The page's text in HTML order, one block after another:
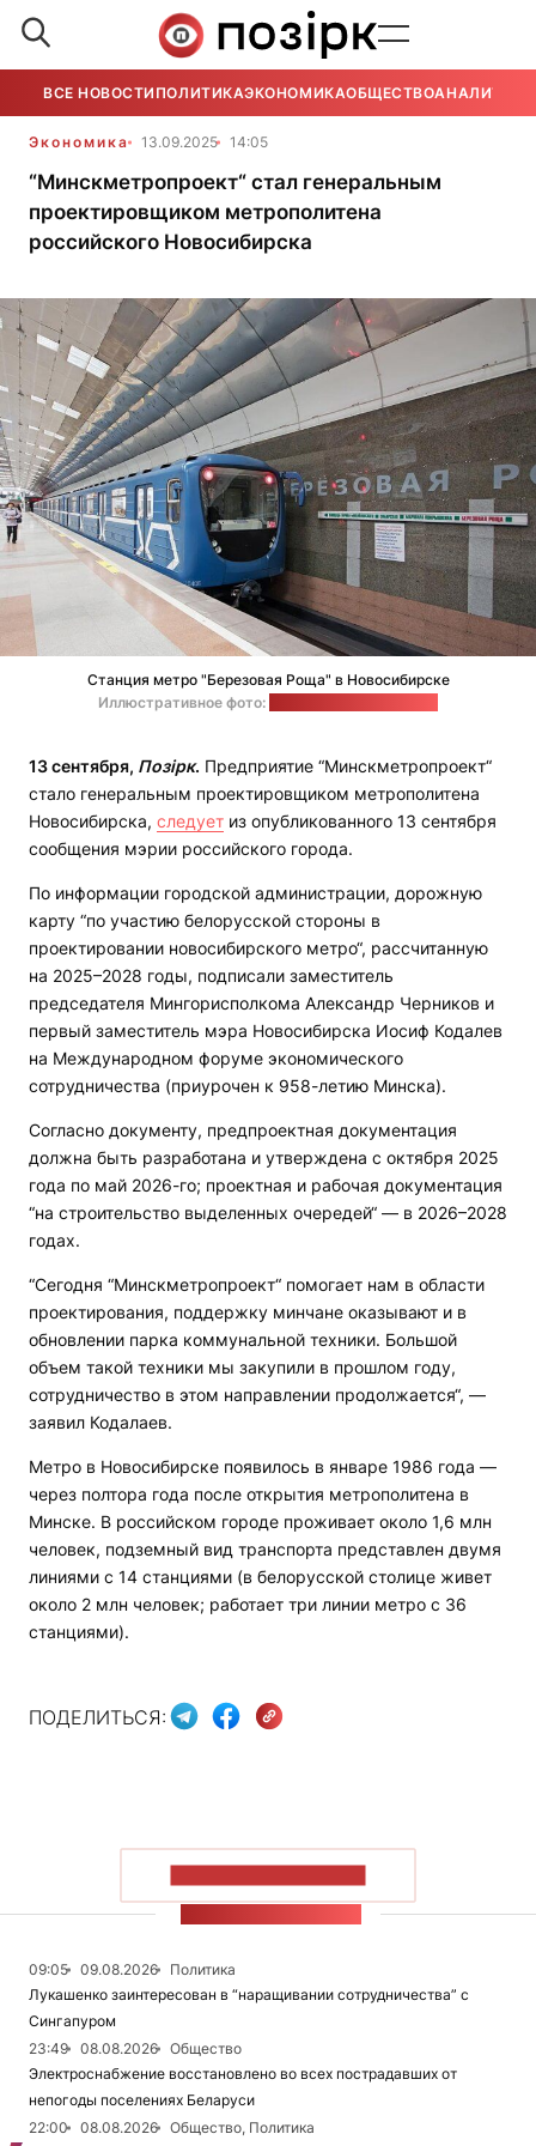
ВСЕ НОВОСТИ ПОЛИТИКАЭКОНОМИКАОБЩЕСТВОАНАЛИТИКА
Экономика 13.09.2025 14:05
“Минскметропроект“ стал генеральным
проектировщиком метрополитена
российского Новосибирска
Станция метро "Березовая Роща" в Новосибирске
Иллюстративное фото:
13 сентября, Позірк. Предприятие “Минскметропроект“
стало генеральным проектировщиком метрополитена
Новосибирска, следует из опубликованного 13 сентября
сообщения мэрии российского города.
По информации городской администрации, дорожную
карту “по участию белорусской стороны в
проектировании новосибирского метро“, рассчитанную
на 2025–2028 годы, подписали заместитель
председателя Мингорисполкома Александр Черников и
первый заместитель мэра Новосибирска Иосиф Кодалев
на Международном форуме экономического
сотрудничества (приурочен к 958-летию Минска).
Согласно документу, предпроектная документация
должна быть разработана и утверждена с октября 2025
года по май 2026-го; проектная и рабочая документация
“на строительство выделенных очередей“ — в 2026–2028
годах.
“Сегодня “Минскметропроект“ помогает нам в области
проектирования, поддержку минчане оказывают и в
обновлении парка коммунальной техники. Большой
объем такой техники мы закупили в прошлом году,
сотрудничество в этом направлении продолжается“, —
заявил Кодалаев.
Метро в Новосибирске появилось в январе 1986 года —
через полтора года после открытия метрополитена в
Минске. В российском городе проживает около 1,6 млн
человек, подземный вид транспорта представлен двумя
линиями с 14 станциями (в белорусской столице живет
около 2 млн человек; работает три линии метро с 36
станциями).
ПОДЕЛИТЬСЯ:
09:05 09.08.2026
Политика
Лукашенко заинтересован в “наращивании сотрудничества” с
Сингапуром
23:49
08.08.2026
Общество
Электроснабжение восстановлено во всех пострадавших от
непогоды поселениях Беларуси
22:00
08.08.2026
Общество, Политика